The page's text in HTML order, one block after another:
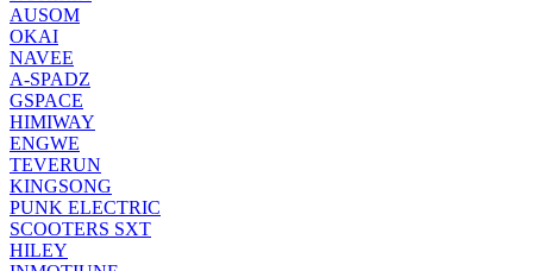
AUSOM
OKAI
NAVEE
A-SPADZ
GSPACE
HIMIWAY
ENGWE
TEVERUN
KINGSONG
PUNK ELECTRIC
SCOOTERS SXT
HILEY